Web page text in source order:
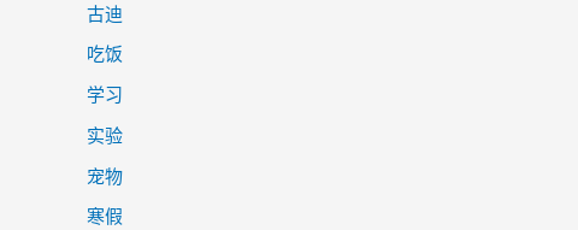
古迪
吃饭
学习
实验
宠物
寒假